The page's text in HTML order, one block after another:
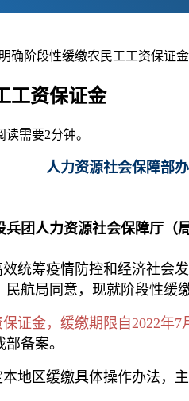
确阶段性缓缴农民工工资保证金
工资保证金
需要2分钟。
人力资源社会保障部
团人力资源社会保障厅（局
统筹疫情防控和经济社会
航局同意，现就阶段性缓
证金，缓缴期限自2022年7
备案。
地区缓缴具体操作办法，